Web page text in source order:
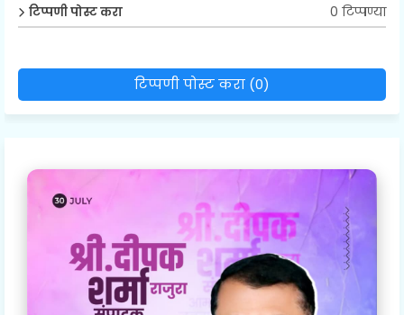
टिप्पणी पोस्ट करा 0 टिप्पण्या
टिप्पणी पोस्ट करा (0)